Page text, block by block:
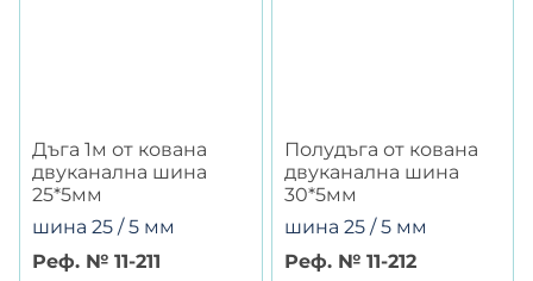
Дъга 1м от кована
двуканална шина
25*5мм
шина 25 / 5 мм
Реф. № 11-211
Полудъга от кована
двуканална шина
30*5мм
шина 25 / 5 мм
Реф. № 11-212